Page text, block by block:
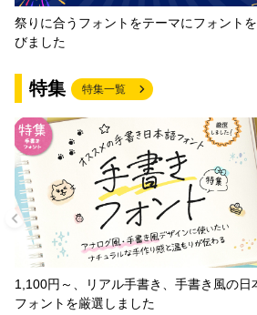
祭りに合うフォントをテーマにフォント
びました
特集 特集一覧
1,100円～、リアル手書き、手書き風の日
フォントを厳選しました